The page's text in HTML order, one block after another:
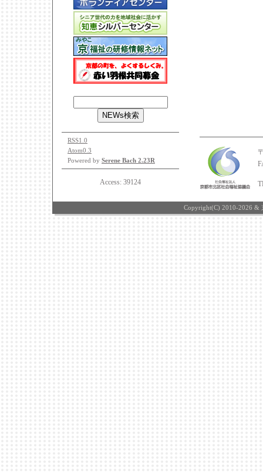
RSS1.0
Atom0.3
Powered by Serene Bach 2.23R
Access: 39124
Copyright(C) 2010-2026 &